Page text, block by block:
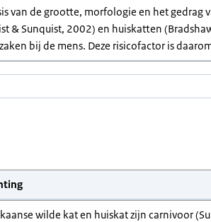
van de grootte, morfologie en het gedrag
& Sunquist, 2002) en huiskatten
bij de mens. Deze risicofactor is
wilde kat en huiskat zijn carnivoor